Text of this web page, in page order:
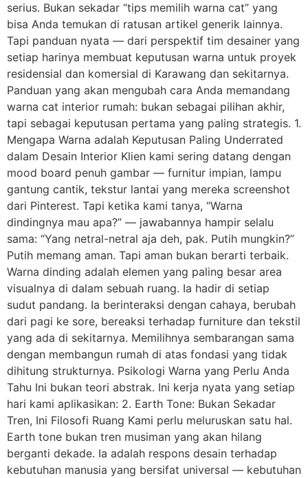
serius. Bukan sekadar “tips memilih warna cat” yang
bisa Anda temukan di ratusan artikel generik lainnya.
Tapi panduan nyata — dari perspektif tim desainer yang
setiap harinya membuat keputusan warna untuk proyek
residensial dan komersial di Karawang dan sekitarnya.
Panduan yang akan mengubah cara Anda memandang
warna cat interior rumah: bukan sebagai pilihan akhir,
tapi sebagai keputusan pertama yang paling strategis. 1.
Mengapa Warna adalah Keputusan Paling Underrated
dalam Desain Interior Klien kami sering datang dengan
mood board penuh gambar — furnitur impian, lampu
gantung cantik, tekstur lantai yang mereka screenshot
dari Pinterest. Tapi ketika kami tanya, “Warna
dindingnya mau apa?” — jawabannya hampir selalu
sama: “Yang netral-netral aja deh, pak. Putih mungkin?”
Putih memang aman. Tapi aman bukan berarti terbaik.
Warna dinding adalah elemen yang paling besar area
visualnya di dalam sebuah ruang. Ia hadir di setiap
sudut pandang. Ia berinteraksi dengan cahaya, berubah
dari pagi ke sore, bereaksi terhadap furniture dan tekstil
yang ada di sekitarnya. Memilihnya sembarangan sama
dengan membangun rumah di atas fondasi yang tidak
dihitung strukturnya. Psikologi Warna yang Perlu Anda
Tahu Ini bukan teori abstrak. Ini kerja nyata yang setiap
hari kami aplikasikan: 2. Earth Tone: Bukan Sekadar
Tren, Ini Filosofi Ruang Kami perlu meluruskan satu hal.
Earth tone bukan tren musiman yang akan hilang
berganti dekade. Ia adalah respons desain terhadap
kebutuhan manusia yang bersifat universal — kebutuhan